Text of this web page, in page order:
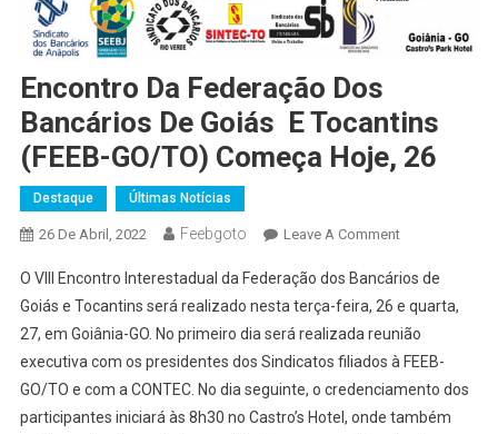
Encontro Da Federação Dos
Bancários De Goiás E Tocantins
(FEEB-GO/TO) Começa Hoje, 26
Destaque Últimas Notícias
26 De Abril, 2022 Feebgoto Leave A Comment
O VIII Encontro Interestadual da Federação dos Bancários de
Goiás e Tocantins será realizado nesta terça-feira, 26 e quarta,
27, em Goiânia-GO. No primeiro dia será realizada reunião
executiva com os presidentes dos Sindicatos filiados à FEEB-
GO/TO e com a CONTEC. No dia seguinte, o credenciamento dos
participantes iniciará às 8h30 no Castro’s Hotel, onde também